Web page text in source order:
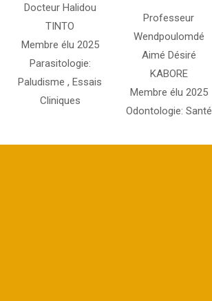
Docteur Halidou
TINTO
Membre élu 2025
Parasitologie:
Paludisme , Essais
Cliniques
Professeur
Wendpoulomdé
Aimé Désiré
KABORE
Membre élu 2025
Odontologie: Santé